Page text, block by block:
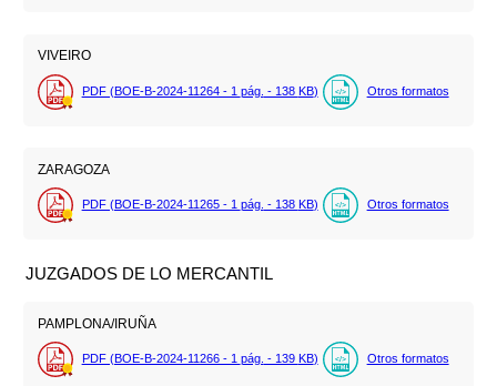
VIVEIRO
PDF (BOE-B-2024-11264 - 1 pág. - 138 KB) Otros formatos
ZARAGOZA
PDF (BOE-B-2024-11265 - 1 pág. - 138 KB) Otros formatos
JUZGADOS DE LO MERCANTIL
PAMPLONA/IRUÑA
PDF (BOE-B-2024-11266 - 1 pág. - 139 KB) Otros formatos